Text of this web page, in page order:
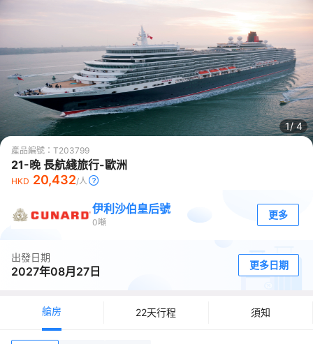
1/4
產品編號： T203799
21-晚 長航綫旅行-歐洲
HKD 20,432/人
伊利沙伯皇后號
0噸
更多
出發日期
2027年08月27日 更多日期
艙房 22天行程 須知